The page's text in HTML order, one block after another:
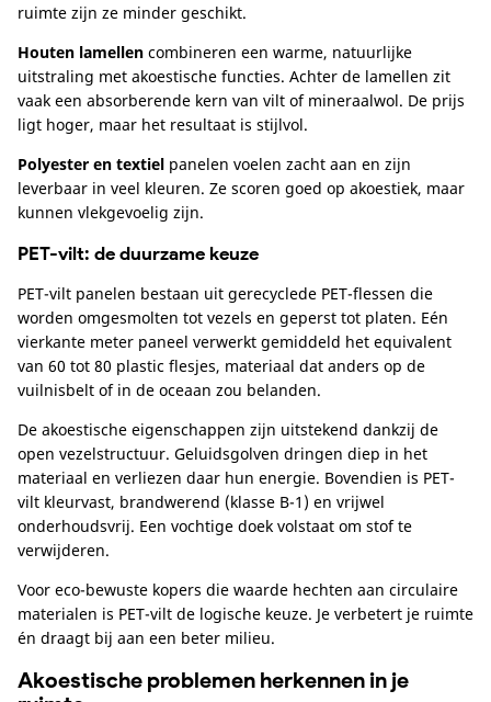
ruimte zijn ze minder geschikt.
Houten lamellen combineren een warme, natuurlijke
uitstraling met akoestische functies. Achter de lamellen zit
vaak een absorberende kern van vilt of mineraalwol. De prijs
ligt hoger, maar het resultaat is stijlvol.
Polyester en textiel panelen voelen zacht aan en zijn
leverbaar in veel kleuren. Ze scoren goed op akoestiek, maar
kunnen vlekgevoelig zijn.
PET-vilt: de duurzame keuze
PET-vilt panelen bestaan uit gerecyclede PET-flessen die
worden omgesmolten tot vezels en geperst tot platen. Eén
vierkante meter paneel verwerkt gemiddeld het equivalent
van 60 tot 80 plastic flesjes, materiaal dat anders op de
vuilnisbelt of in de oceaan zou belanden.
De akoestische eigenschappen zijn uitstekend dankzij de
open vezelstructuur. Geluidsgolven dringen diep in het
materiaal en verliezen daar hun energie. Bovendien is PET-
vilt kleurvast, brandwerend (klasse B-1) en vrijwel
onderhoudsvrij. Een vochtige doek volstaat om stof te
verwijderen.
Voor eco-bewuste kopers die waarde hechten aan circulaire
materialen is PET-vilt de logische keuze. Je verbetert je ruimte
én draagt bij aan een beter milieu.
Akoestische problemen herkennen in je